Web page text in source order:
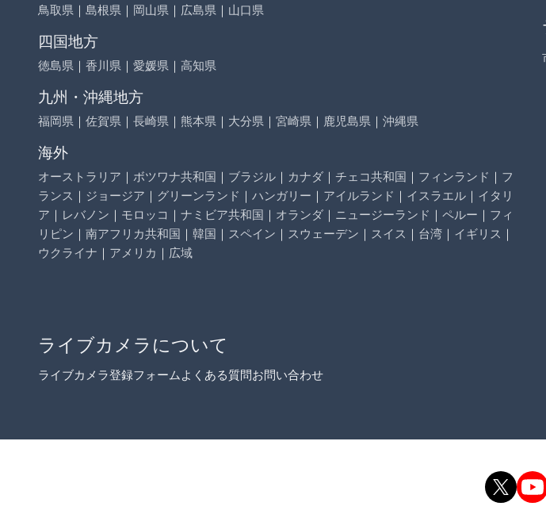
鳥取県 ｜ 島根県 ｜ 岡山県 ｜ 広島県 ｜ 山口県
四国地方
徳島県 ｜ 香川県 ｜ 愛媛県 ｜ 高知県
九州・沖縄地方
福岡県 ｜ 佐賀県 ｜ 長崎県 ｜ 熊本県 ｜ 大分県 ｜ 宮崎県 ｜ 鹿児島県 ｜ 沖縄県
海外
オーストラリア ｜ ボツワナ共和国 ｜ ブラジル ｜ カナダ ｜ チェコ共和国 ｜ フィンランド ｜ フ
ランス ｜ ジョージア ｜ グリーンランド ｜ ハンガリー ｜ アイルランド ｜ イスラエル ｜ イタリ
ア ｜ レバノン ｜ モロッコ ｜ ナミビア共和国 ｜ オランダ ｜ ニュージーランド ｜ ペルー ｜ フィ
リピン ｜ 南アフリカ共和国 ｜ 韓国 ｜ スペイン ｜ スウェーデン ｜ スイス ｜ 台湾 ｜ イギリス ｜
ウクライナ ｜ アメリカ ｜ 広域
ライブカメラについて
ライブカメラ登録フォームよくある質問お問い合わせ